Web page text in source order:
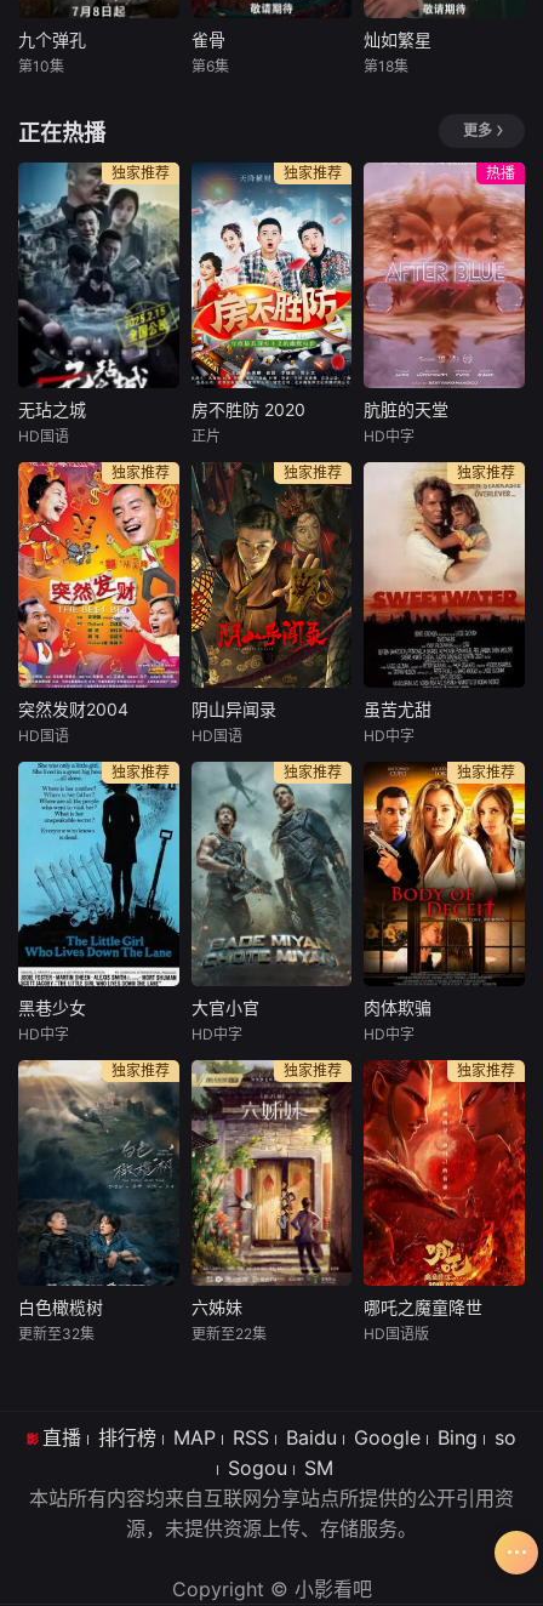
了很多的困难，也
产生了很多的矛
盾，最终，对感情
而，李中原和
饰）相知携手，互
相拨开对方身上的
重重迷雾，从互相
步步揭开元鸿母亲
离世之谜。随着调
查深入，一桩危及
九个弹孔
年少的李凤林在遭
逢家破人亡巨变后
投身革命武装，因
作战有勇有谋，得
到“小狼羔子”的绰
号。凭着坚忍不拔
的意志品质长期率
部孤悬敌后，与日
寇血拼、与土匪厮
杀、与反动派对
决，多次负伤几乎
牺牲，虽然承受着
危难困苦
九个弹孔
第10集
雀骨
缘。心狠手辣的铁
面将军强娶财迷机
关太傅千金，从契
约夫妻到人生合伙
人，从猜忌争斗到
相爱携手，两个事
业批在生死局里互
扒马甲。
雀骨
第6集
灿如繁星
该剧改编自晋江
文学城作者长洱的
同名青春热血竞技
小说。 博士生
林晚星突然回到老
家，进入宏景八
中，做起体育器材
保管员工作。王法
放弃英国足球俱乐
部教练工作回到宏
景，成为了林晚星
的神秘租客。林晚
星被要求
灿如繁星
第18集
正在热播 更多
独家推荐
无玷之城
赵刚
心生邪念必有
殃，内心光明万事
祥。本片讲述了拆
二代杨有才购买一
辆心仪的跑车时与
网络赌徒胡聪、汽
车租赁公司经理罗
金龙结识，继而发
生一系列阴差阳错
啼笑皆非的故事。
杨家房产，殊不知
几人机关
无玷之城
HD国语
独家推荐
崔笛
房冬和麦子为购买
婚房，结识了混迹
街头的三伏。经过
讨价还价，他们以
低于市场半价的价
格，买下三伏手中
的房子。还没来得
及庆祝，藏匿在天
花板上的一千万元
现金砸落在房冬头
金，众人态度各不
相同。啼
房不胜防 2020
正片
热播
肮脏的天堂
维玛拉·庞斯
A chimeric fut
ure on After Blue,
a planet from anot
her galaxy, a virgi
n planet where on
ly women ca
肮脏的天堂
HD中字
独家推荐
李国煌
典型“小男人”R
ichard，怀才不遇
的高级行政人员阿
顺和做小买卖的阿
煌是死党。阿煌整
日沉迷于马票，却
把家族生意弃之不
顾，身负养家重担
的Richard渐渐跟
着阿煌，一起玩起
三个人尽
突然发财2004
HD国语
独家推荐
阴山异闻录
张镐濂
悬疑惊悚电影。本
片通过男女主人公
和反面人物强烈对
比，传达出对于单
纯美好的人类情感
的向往，也表达出
创作者引导观众积
极向善的阳光正能
量。也通过对于村
民的觉悟过程，展
之处，传达“要依靠
自己的
阴山异闻录
HD国语
独家推荐
虽苦尤甜
Baardson
佩特妮拉·巴克
The action ta
kes place in a gri
m anarchist future
civilization after a
big crash or war. A
young m
虽苦尤甜
HD中字
独家推荐
黑巷少女
马丁·辛
亚历克西斯·史密斯
十三岁的女孩
琳（朱迪·福斯特 J
odie Foster 饰）独
自居住在靠海的一
座小屋里，她的父
亲已去世，母亲离
家出走。疼爱他的
父亲帮她预付了三
年的房租，直到她
黑巷少女
HD中字
独家推荐
大官小官
詹维·卡浦尔
泰戈尔·什罗夫
精英士兵费罗
兹和拉凯什将踏上
环球之旅， 追回被
野心勃勃的复仇科
学家卡比尔窃取的
武器。对方企图利
用人工智能摧毁印
度
大官小官
HD中字
独家推荐
肉体欺骗
萨拉·吉瓦蒂
安东尼奥·库普
Alice (Kristan
na Loken) is a gho
stwriter for a famo
us bestselling aut
hor. She is half thr
ough the
肉体欺骗
HD中字
独家推荐
白色橄榄树
者宋冉在动荡的东
在东国做志愿者的
华裔爆破工程师李
白色橄榄树
更新至32集
独家推荐
六姊妹
后，何常胜为支援
社会主义建设，携
家带口从扬州江都
移居安徽淮南，在
淮河边上扎下了
十年中，何常胜连
六姊妹
更新至22集
独家推荐
哪吒之魔童降世
出一颗能量巨大的
珠和魔丸，灵珠投
胎为人，助周伐纣
时可堪大用；而魔
哪吒之魔童降世
HD国语版
直播 排行榜 MAP RSS Baidu Google Bing
so
Sogou
SM
本站所有内容均来自互联网分享站点所提供的公开引用资
源，未提供资源上传、存储服务。
Copyright © 小影看吧